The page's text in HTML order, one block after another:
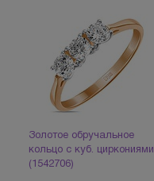
Золотое обручальное
кольцо с куб. циркониями
(1542706)